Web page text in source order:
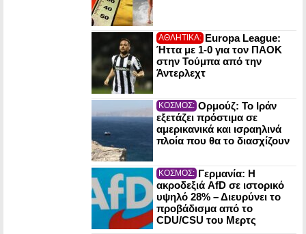
ΑΘΛΗΤΙΚΑ: Europa League:
Ήττα με 1-0 για τον ΠΑΟΚ
στην Τούμπα από την
Άντερλεχτ
ΚΟΣΜΟΣ: Ορμούζ: Το Ιράν
εξετάζει πρόστιμα σε
αμερικανικά και ισραηλινά
πλοία που θα το διασχίζουν
ΚΟΣΜΟΣ: Γερμανία: Η
ακροδεξιά AfD σε ιστορικό
υψηλό 28% – Διευρύνει το
προβάδισμα από το
CDU/CSU του Μερτς